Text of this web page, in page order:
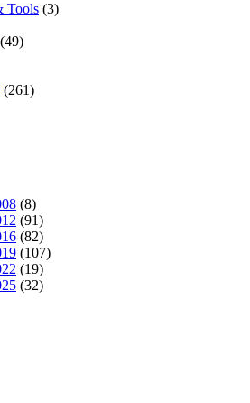
Tools (3)
(49)
(261)
(8)
(91)
(82)
(107)
(19)
(32)